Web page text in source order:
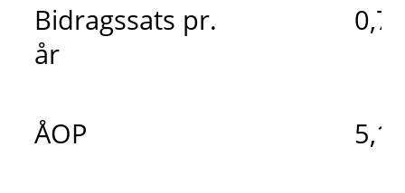
Bidragssats pr.
år
ÅOP